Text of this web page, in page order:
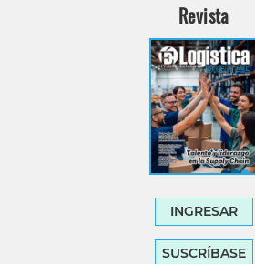
Revista
INGRESAR
SUSCRÍBASE